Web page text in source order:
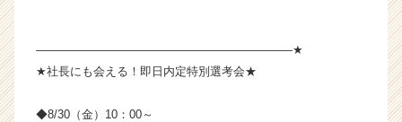
（C
h
――――――――――――――――――――――★
★社長にも会える！即日内定特別選考会★
◆8/30（金）10：00～